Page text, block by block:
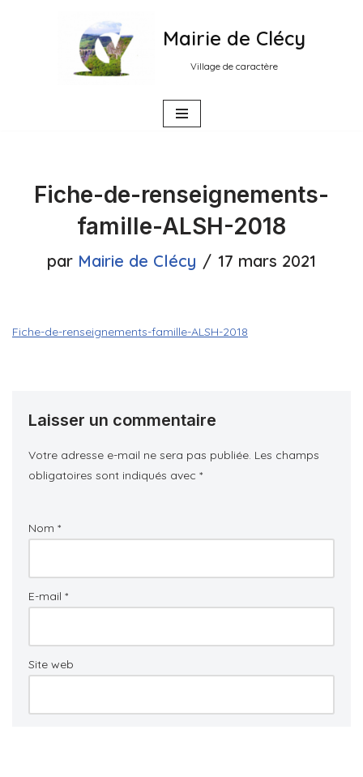
Mairie de Clécy
Village de caractère
Fiche-de-renseignements-
famille-ALSH-2018
par Mairie de Clécy 17 mars 2021
Fiche-de-renseignements-famille-ALSH-2018
Laisser un commentaire
Votre adresse e-mail ne sera pas publiée. Les champs
obligatoires sont indiqués avec *
Nom *
E-mail *
Site web